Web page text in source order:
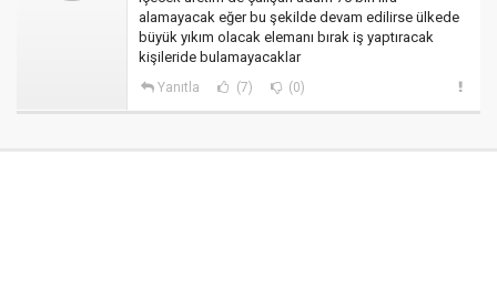
alamayacak eğer bu şekilde devam edilirse ülkede
büyük yıkım olacak elemanı bırak iş yaptıracak
kişileride bulamayacaklar
Yanıtla (7) (0)